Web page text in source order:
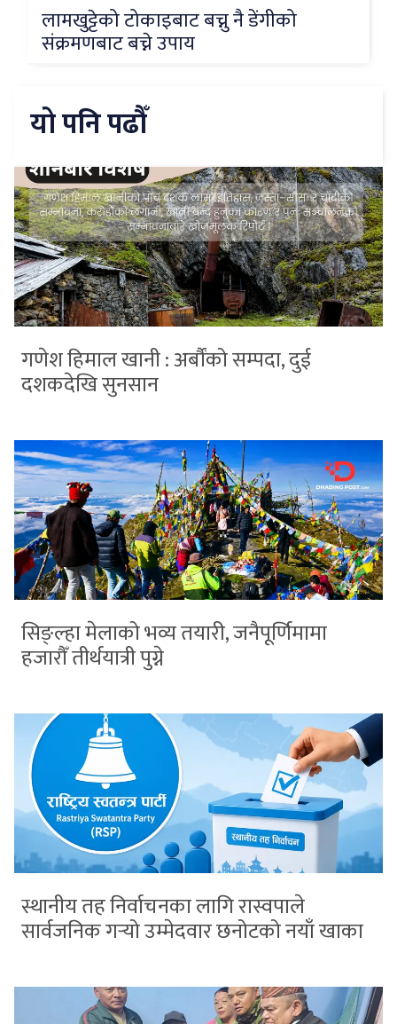
लामखुट्टेको टोकाइबाट बच्नु नै डेंगीको
संक्रमणबाट बच्ने उपाय
यो पनि पढौँ
गणेश हिमाल खानी : अर्बौंको सम्पदा, दुई
दशकदेखि सुनसान
सिङ्ल्हा मेलाको भव्य तयारी, जनैपूर्णिमामा
हजारौँ तीर्थयात्री पुग्ने
स्थानीय तह निर्वाचनका लागि रास्वपाले
सार्वजनिक गर्‍यो उम्मेदवार छनोटको नयाँ खाका